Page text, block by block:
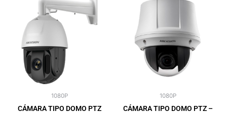
1080P
CÁMARA TIPO DOMO PTZ
1080P
CÁMARA TIPO DOMO PTZ –